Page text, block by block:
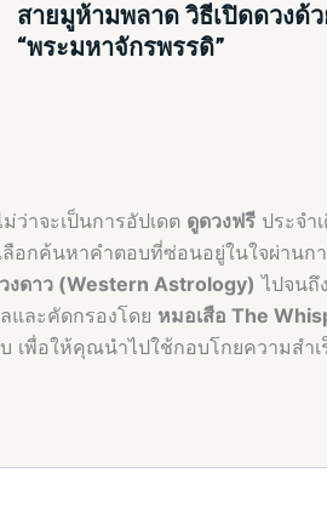
สายมูห้ามพลาด วิธีเปิดดวงด้
“พระมหาจักรพรรดิ”
ว่าจะเป็นการอัปเดต ดูดวงฟรี ประจำ
อกค้นหาคำตอบที่ซ่อนอยู่ในใจผ่านก
งดาว (Western Astrology) ไปจนถึ
และคัดกรองโดย หมอเสือ The
เพื่อให้คุณนำไปใช้กอบโกยความสำเ